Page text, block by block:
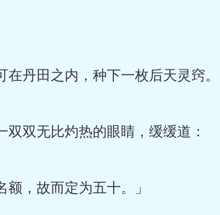
丹田之内，种下一枚后天灵窍
双无比灼热的眼睛，缓缓道：
，故而定为五十。」